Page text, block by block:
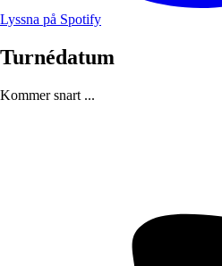
Lyssna på Spotify
Turnédatum
Kommer snart ...